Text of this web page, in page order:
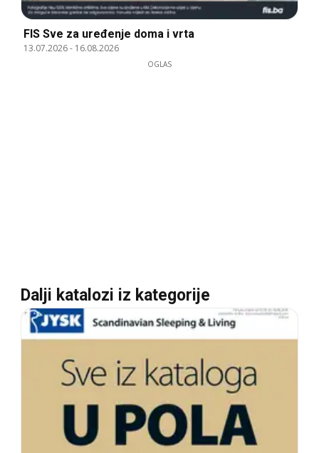
FIS Sve za uređenje doma i vrta
13.07.2026- 16.08.2026
OGLAS
Dalji katalozi iz kategorije